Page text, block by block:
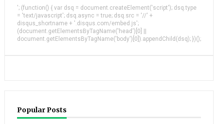
'; (function() { var dsq = document.createElement('script'); dsq.type
= 'text/javascript'; dsq.async = true; dsq.src = '//' +
disqus_shortname + '.disqus.com/embed.js';
(document.getElementsByTagName('head')[0] ||
document.getElementsByTagName('body')[0]).appendChild(dsq); })();
Popular Posts